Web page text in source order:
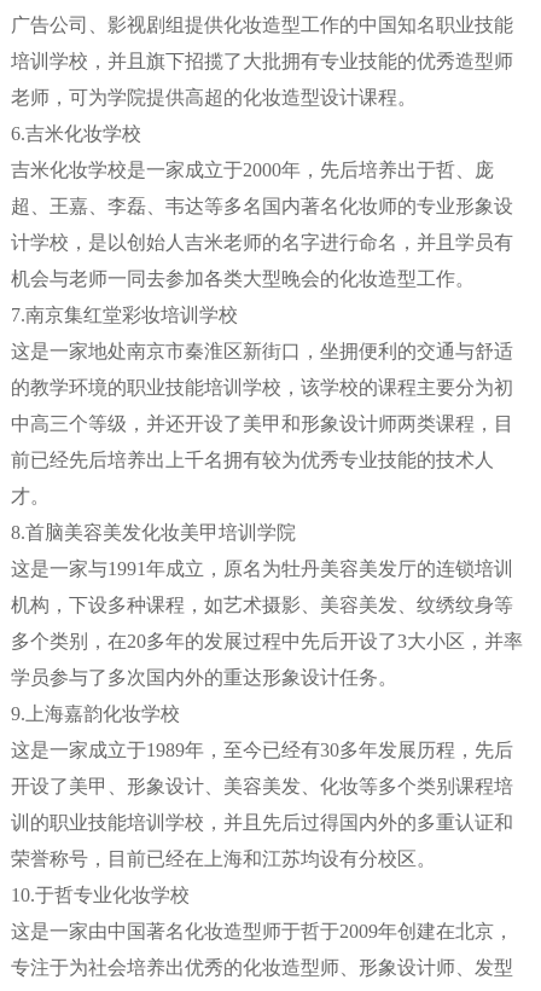
广告公司、影视剧组提供化妆造型工作的中国知名职业技能
培训学校，并且旗下招揽了大批拥有专业技能的优秀造型师
老师，可为学院提供高超的化妆造型设计课程。
6.吉米化妆学校
吉米化妆学校是一家成立于2000年，先后培养出于哲、庞
超、王嘉、李磊、韦达等多名国内著名化妆师的专业形象设
计学校，是以创始人吉米老师的名字进行命名，并且学员有
机会与老师一同去参加各类大型晚会的化妆造型工作。
7.南京集红堂彩妆培训学校
这是一家地处南京市秦淮区新街口，坐拥便利的交通与舒适
的教学环境的职业技能培训学校，该学校的课程主要分为初
中高三个等级，并还开设了美甲和形象设计师两类课程，目
前已经先后培养出上千名拥有较为优秀专业技能的技术人
才。
8.首脑美容美发化妆美甲培训学院
这是一家与1991年成立，原名为牡丹美容美发厅的连锁培训
机构，下设多种课程，如艺术摄影、美容美发、纹绣纹身等
多个类别，在20多年的发展过程中先后开设了3大小区，并率
学员参与了多次国内外的重达形象设计任务。
9.上海嘉韵化妆学校
这是一家成立于1989年，至今已经有30多年发展历程，先后
开设了美甲、形象设计、美容美发、化妆等多个类别课程培
训的职业技能培训学校，并且先后过得国内外的多重认证和
荣誉称号，目前已经在上海和江苏均设有分校区。
10.于哲专业化妆学校
这是一家由中国著名化妆造型师于哲于2009年创建在北京，
专注于为社会培养出优秀的化妆造型师、形象设计师、发型